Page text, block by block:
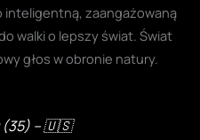
inteligentną, zaangażowaną
walki o lepszy świat. Świat
głos w obronie natury.
(35) – 🇺🇸